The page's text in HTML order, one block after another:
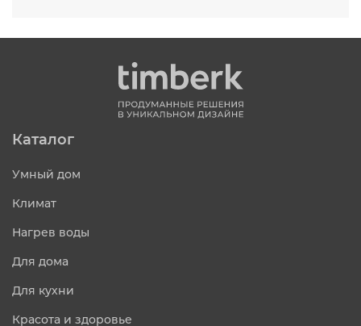
Каталог
Умный дом
Климат
Нагрев воды
Для дома
Для кухни
Красота и здоровье